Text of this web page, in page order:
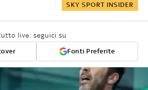
SKY SPORT INSIDER
live: seguici su
Fonti Preferite